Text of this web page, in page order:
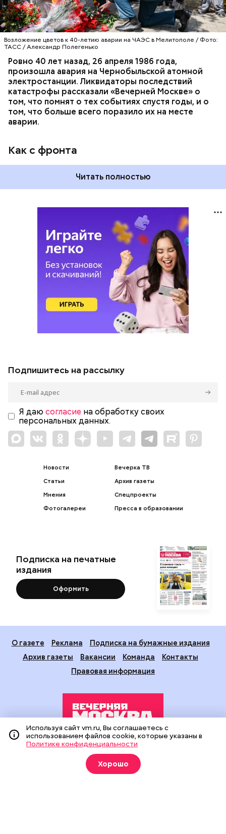
Возложение цветов к 40-летию аварии на ЧАЭС в Мелитополе / Фото:
ТАСС / Александр Полегенько
Ровно 40 лет назад, 26 апреля 1986 года,
произошла авария на Чернобыльской атомной
электростанции. Ликвидаторы последствий
катастрофы рассказали «Вечерней Москве» о
том, что помнят о тех событиях спустя годы, и о
том, что больше всего поразило их на месте
аварии.
Как с фронта
Читать полностью
Подпишитесь на рассылку
Я даю согласие на обработку своих
персональных данных.
Новости
Статьи
Мнения
Фотогалереи
Вечерка ТВ
Архив газеты
Спецпроекты
Пресса в образовании
Подписка на печатные
издания
Оформить
О газете Реклама
Подписка на бумажные издания
Архив газеты
Вакансии Команда
Контакты
Правовая информация
Издание создано при финансовой поддержке Департамента
средств массовой информации и рекламы города Москвы.
На сайте применяются рекомендательные технологии
(информационные технологии предоставления информации
Используя сайт vm.ru, Вы соглашаетесь с
использованием файлов cookie, которые указаны в
Политике конфиденциальности
Хорошо